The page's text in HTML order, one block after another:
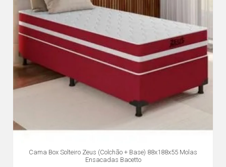
Cama Box Solteiro Zeus (Colchão + Base) 88x188x55 Molas
Ensacadas Bacetto